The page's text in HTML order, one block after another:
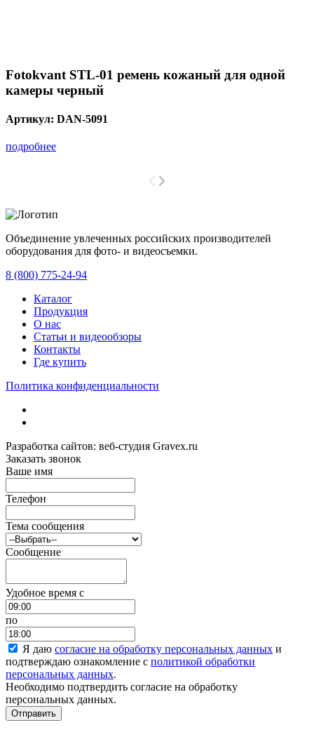
Fotokvant STL-01 ремень кожаный для одной
камеры черный
Артикул: DAN-5091
подробнее
Объединение увлеченных российских производителей
оборудования для фото- и видеосъемки.
8 (800) 775-24-94
Каталог
Продукция
О нас
Статьи и видеообзоры
Контакты
Где купить
Политика конфиденциальности
Разработка сайтов: веб-студия Gravex.ru
Заказать звонок
Ваше имя
Телефон
Тема сообщения
Сообщение
Удобное время c
по
Я даю согласие на обработку персональных данных и
подтверждаю ознакомление с политикой обработки
персональных данных.
Необходимо подтвердить согласие на обработку
персональных данных.
Отправить